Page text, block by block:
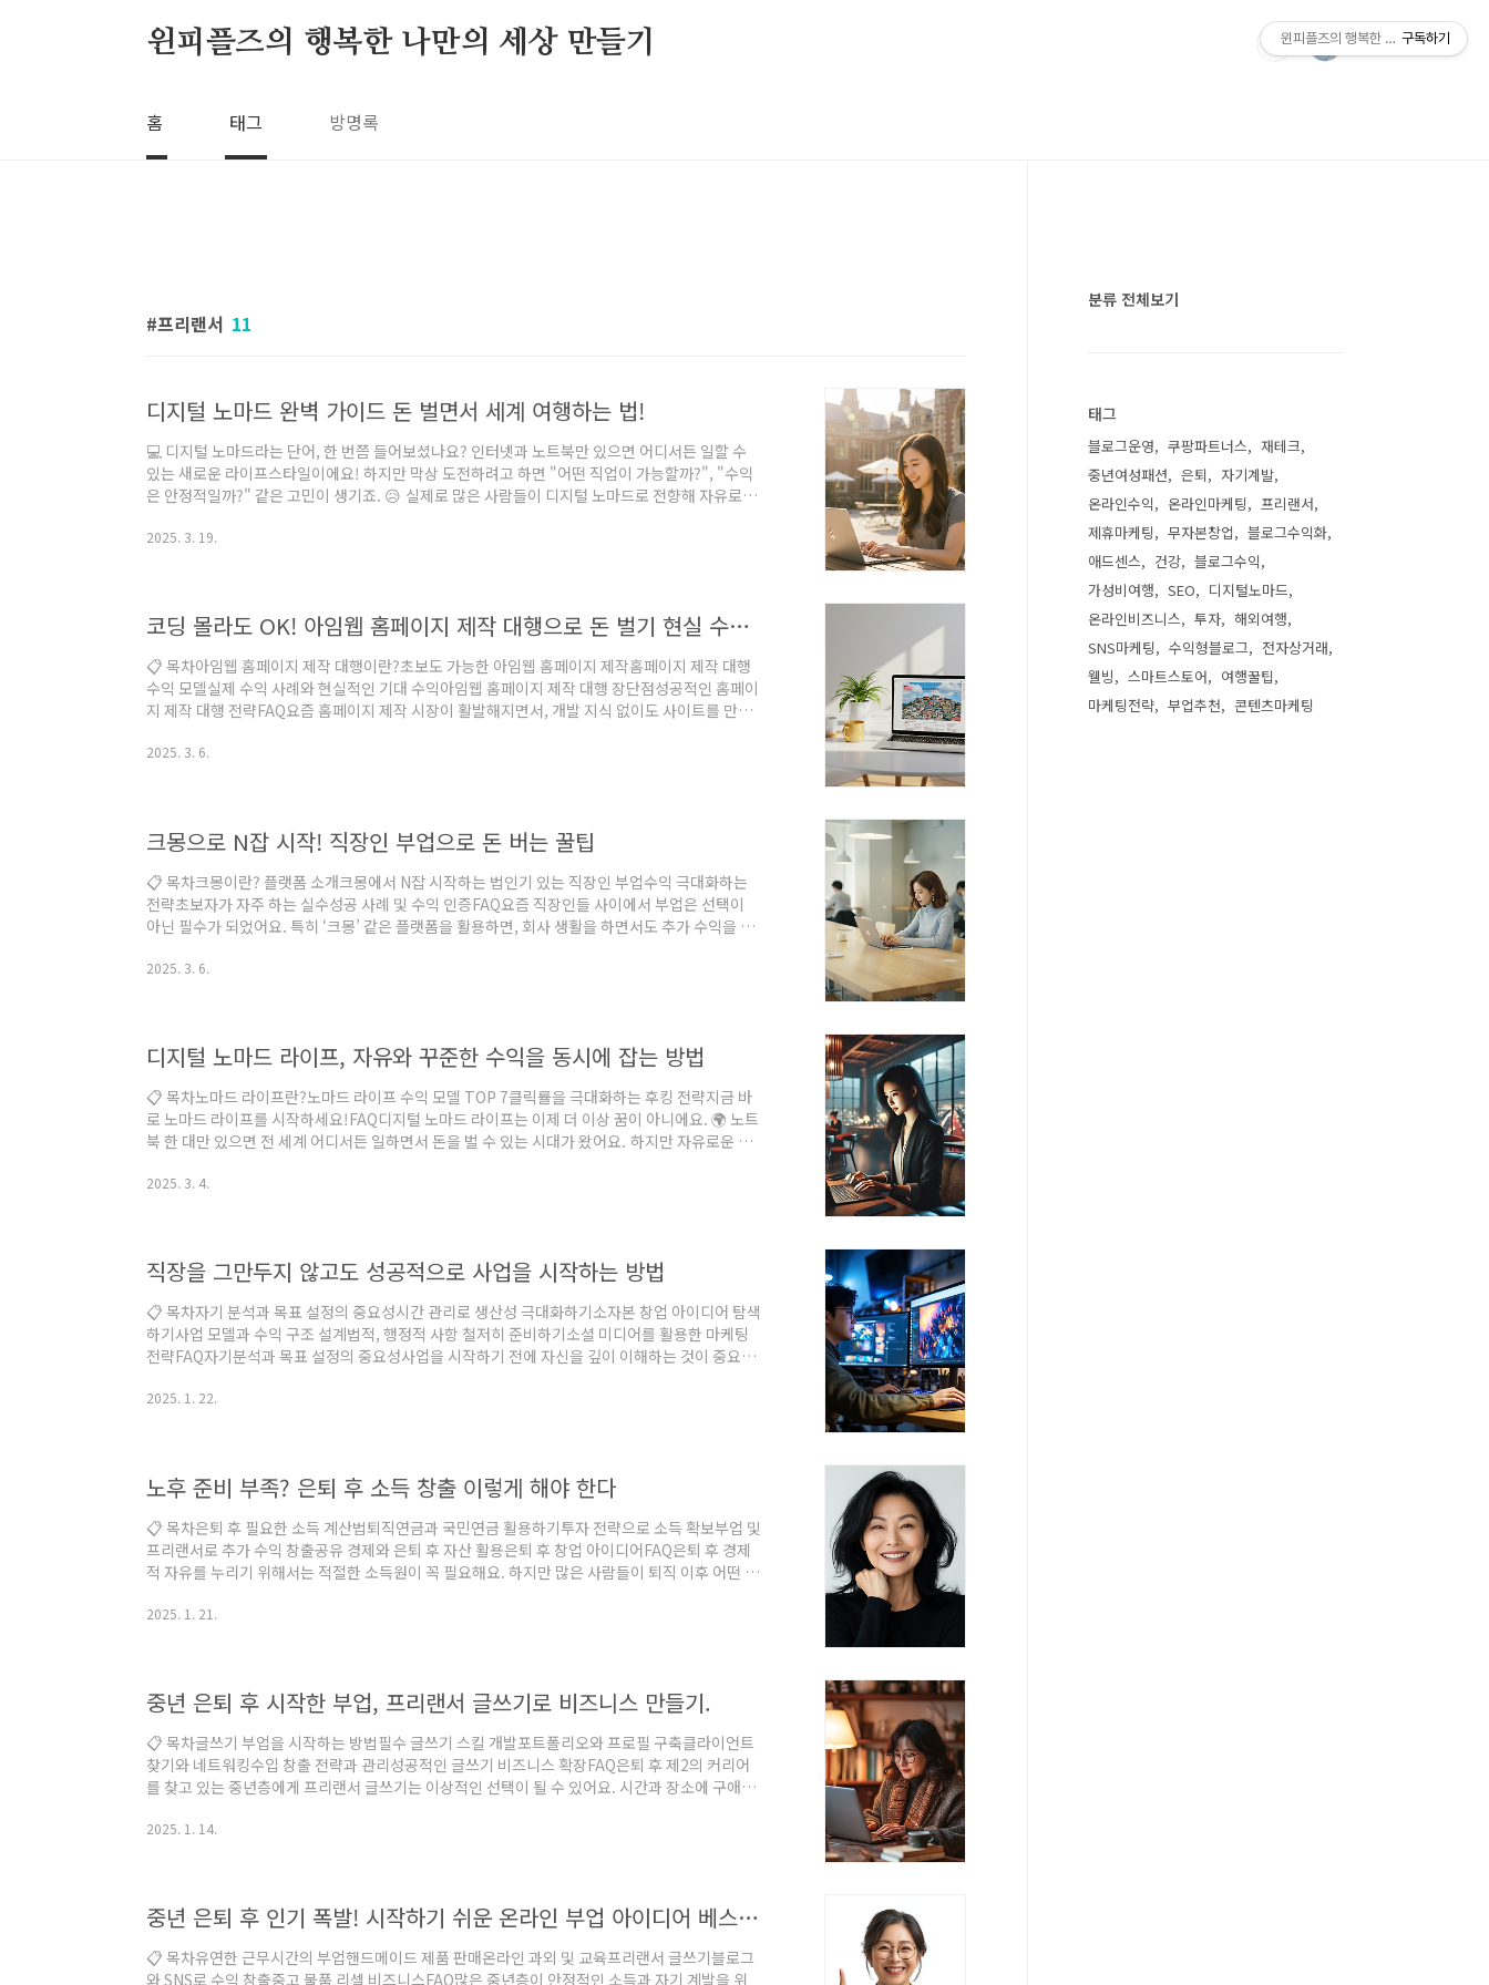
윈피플즈의 행복한 나만의 세상 만들기
홈 태그 방명록
프리랜서 11
디지털 노마드 완벽 가이드 돈 벌면서 세계 여행하는 법!
💻 디지털 노마드라는 단어, 한 번쯤 들어보셨나요? 인터넷과 노트북만 있으면 어디서든 일할 수
있는 새로운 라이프스타일이에요! 하지만 막상 도전하려고 하면 "어떤 직업이 가능할까?", "수익
은 안정적일까?" 같은 고민이 생기죠. 😥 실제로 많은 사람들이 디지털 노마드로 전향해 자유로운
는 삶! 하지만 준비 없이 무작정 뛰어들면 현실적인 문제에 부딪힐 수도 있어요. 그래서 오늘은 디
2025. 3. 19.
코딩 몰라도 OK! 아임웹 홈페이지 제작 대행으로 돈 벌기 현실 수익은?
📋 목차아임웹 홈페이지 제작 대행이란?초보도 가능한 아임웹 홈페이지 제작홈페이지 제작 대행
수익 모델실제 수익 사례와 현실적인 기대 수익아임웹 홈페이지 제작 대행 장단점성공적인 홈페이
지 제작 대행 전략FAQ요즘 홈페이지 제작 시장이 활발해지면서, 개발 지식 없이도 사이트를 만들
로 코딩을 몰라도 누구나 손쉽게 홈페이지를 제작할 수 있도록 도와주는 서비스예요. 아임웹을 활
2025. 3. 6.
크몽으로 N잡 시작! 직장인 부업으로 돈 버는 꿀팁
📋 목차크몽이란? 플랫폼 소개크몽에서 N잡 시작하는 법인기 있는 직장인 부업수익 극대화하는
전략초보자가 자주 하는 실수성공 사례 및 수익 인증FAQ요즘 직장인들 사이에서 부업은 선택이
아닌 필수가 되었어요. 특히 ‘크몽’ 같은 플랫폼을 활용하면, 회사 생활을 하면서도 추가 수익을 올
벌 수 있는 기회를 제공한답니다. 🤑 내가 생각했을 때 크몽은 N잡러(복수의 직업을 가진 사람)에
2025. 3. 6.
디지털 노마드 라이프, 자유와 꾸준한 수익을 동시에 잡는 방법
📋 목차노마드 라이프란?노마드 라이프 수익 모델 TOP 7클릭률을 극대화하는 후킹 전략지금 바
로 노마드 라이프를 시작하세요!FAQ디지털 노마드 라이프는 이제 더 이상 꿈이 아니에요. 🌍 노트
북 한 대만 있으면 전 세계 어디서든 일하면서 돈을 벌 수 있는 시대가 왔어요. 하지만 자유로운 삶
가 많아요. 안정적인 수익 구조를 구축하는 것이 가장 중요하답니다. 💰 이 글에서는 노마드 라이프
2025. 3. 4.
직장을 그만두지 않고도 성공적으로 사업을 시작하는 방법
📋 목차자기 분석과 목표 설정의 중요성시간 관리로 생산성 극대화하기소자본 창업 아이디어 탐색
하기사업 모델과 수익 구조 설계법적, 행정적 사항 철저히 준비하기소셜 미디어를 활용한 마케팅
전략FAQ자기분석과 목표 설정의 중요성사업을 시작하기 전에 자신을 깊이 이해하는 것이 중요해
을 스스로에게 던져볼 수 있어요. 나는 어떤 분야에 관심이 많으며, 전문성을 가지고 있나요? 직장
2025. 1. 22.
노후 준비 부족? 은퇴 후 소득 창출 이렇게 해야 한다
📋 목차은퇴 후 필요한 소득 계산법퇴직연금과 국민연금 활용하기투자 전략으로 소득 확보부업 및
프리랜서로 추가 수익 창출공유 경제와 은퇴 후 자산 활용은퇴 후 창업 아이디어FAQ은퇴 후 경제
적 자유를 누리기 위해서는 적절한 소득원이 꼭 필요해요. 하지만 많은 사람들이 퇴직 이후 어떤 방
도 안정적인 소득을 창출할 수 있는 다양한 방법들을 소개할게요. 퇴직 이후에는 국민연금, 퇴직연
2025. 1. 21.
중년 은퇴 후 시작한 부업, 프리랜서 글쓰기로 비즈니스 만들기.
📋 목차글쓰기 부업을 시작하는 방법필수 글쓰기 스킬 개발포트폴리오와 프로필 구축클라이언트
찾기와 네트워킹수입 창출 전략과 관리성공적인 글쓰기 비즈니스 확장FAQ은퇴 후 제2의 커리어
를 찾고 있는 중년층에게 프리랜서 글쓰기는 이상적인 선택이 될 수 있어요. 시간과 장소에 구애받
이나 연륜에서 나오는 통찰력은 글쓰기에 큰 장점으로 작용해요. 제가 생각했을 때, 이런 개인적 경
2025. 1. 14.
중년 은퇴 후 인기 폭발! 시작하기 쉬운 온라인 부업 아이디어 베스트5
📋 목차유연한 근무시간의 부업핸드메이드 제품 판매온라인 과외 및 교육프리랜서 글쓰기블로그
와 SNS로 수익 창출중고 물품 리셀 비즈니스FAQ많은 중년층이 안정적인 소득과 자기 계발을 위
분류 전체보기
태그
블로그운영 쿠팡파트너스
재테크
중년여성패션
은퇴
자기계발
온라인수익
온라인마케팅
프리랜서
제휴마케팅
무자본창업
블로그수익화
애드센스
건강
블로그수익
가성비여행
SEO
디지털노마드
온라인비즈니스
투자
해외여행
SNS마케팅
수익형블로그
전자상거래
웰빙
스마트스토어
여행꿀팁
마케팅전략
부업추천 콘텐츠마케팅
윈피플즈의 행복한 나만의 세상 만들기
구독하기